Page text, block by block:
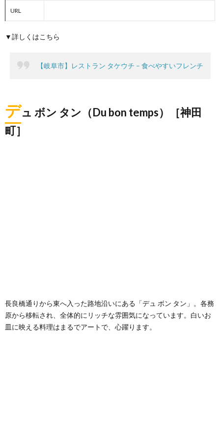
URL
▼詳しくはこちら
【岐阜市】レストラン タケウチ – 食べやすいフレンチ
デュ ボン タン（Du bon temps）［神田
町］
長良橋通りから東へ入った路地沿いにある「デュ ボン タン」。各務
原から移転され、全体的にリッチな雰囲気になっています。白いお
皿に映える料理はまるでアートで、心躍ります。